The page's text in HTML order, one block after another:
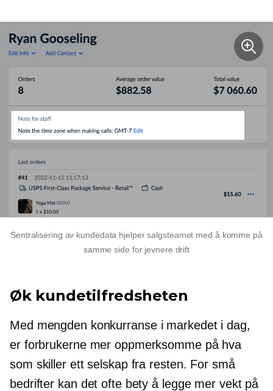
Sentralisering av kundedata hjelper salgsteamet med å komme på
samme side for jevnere drift
Øk kundetilfredsheten
Med mengden konkurranse i markedet i dag,
er forbrukerne mer oppmerksomme på hva
som skiller ett selskap fra resten. For små
bedrifter kan det ofte bety å legge mer vekt på